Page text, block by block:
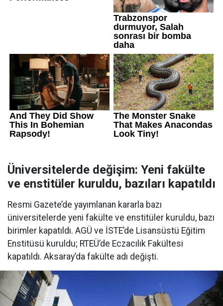
Üniversitelerde değişim: Yeni fakülte
ve enstitüler kuruldu, bazıları kapatıldı
Resmi Gazete’de yayımlanan kararla bazı
üniversitelerde yeni fakülte ve enstitüler kuruldu, bazı
birimler kapatıldı. AGÜ ve İSTE’de Lisansüstü Eğitim
Enstitüsü kuruldu; RTEÜ’de Eczacılık Fakültesi
kapatıldı. Aksaray’da fakülte adı değişti.